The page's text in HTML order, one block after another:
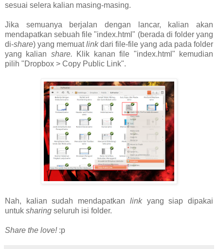
sesuai selera kalian masing-masing.
Jika semuanya berjalan dengan lancar, kalian akan
mendapatkan sebuah file "index.html" (berada di folder yang
di-share) yang memuatlinkdari file-file yang ada pada folder
yang kalian share.
Klik kanan file "index.html" kemudian
pilih "Dropbox > Copy Public Link".
Nah, kalian sudah mendapatkan linkyang siap dipakai
untuk sharing seluruh isi folder.
Share the love! :p